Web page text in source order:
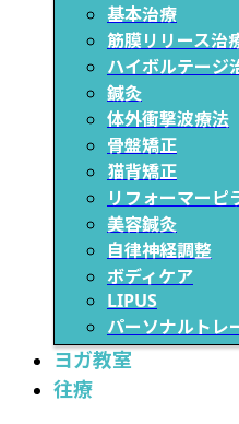
基本治療
筋膜リリース治
ハイボルテージ
鍼灸
体外衝撃波療法
骨盤矯正
猫背矯正
リフォーマーピ
美容鍼灸
自律神経調整
ボディケア
LIPUS
パーソナルトレ
ヨガ教室
往療